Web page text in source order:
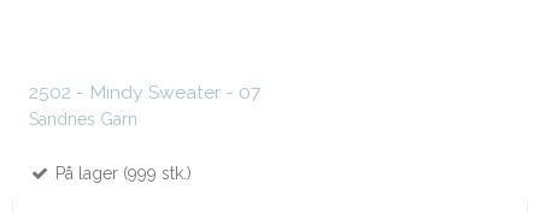
2502 - Mindy Sweater - 07
Sandnes Garn
På lager (999 stk.)